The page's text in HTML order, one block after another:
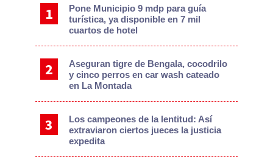
Pone Municipio 9 mdp para guía
turística, ya disponible en 7 mil
cuartos de hotel
Aseguran tigre de Bengala, cocodrilo
y cinco perros en car wash cateado
en La Montada
Los campeones de la lentitud: Así
extraviaron ciertos jueces la justicia
expedita